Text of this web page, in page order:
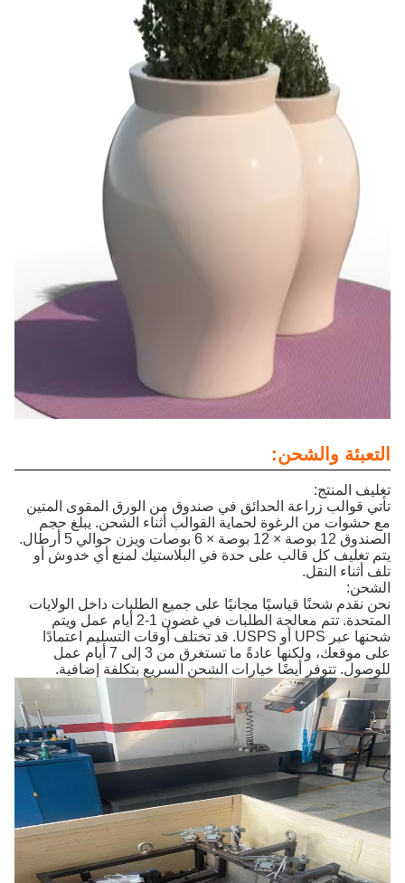
التعبئة والشحن:
تغليف المنتج:
تأتي قوالب زراعة الحدائق في صندوق من الورق المقوى المتين
مع حشوات من الرغوة لحماية القوالب أثناء الشحن. يبلغ حجم
الصندوق 12 بوصة × 12 بوصة × 6 بوصات ويزن حوالي 5 أرطال.
يتم تغليف كل قالب على حدة في البلاستيك لمنع أي خدوش أو
تلف أثناء النقل.
الشحن:
نحن نقدم شحنًا قياسيًا مجانيًا على جميع الطلبات داخل الولايات
المتحدة. تتم معالجة الطلبات في غضون 1-2 أيام عمل ويتم
شحنها عبر UPS أو USPS. قد تختلف أوقات التسليم اعتمادًا
على موقعك، ولكنها عادةً ما تستغرق من 3 إلى 7 أيام عمل
للوصول. تتوفر أيضًا خيارات الشحن السريع بتكلفة إضافية.